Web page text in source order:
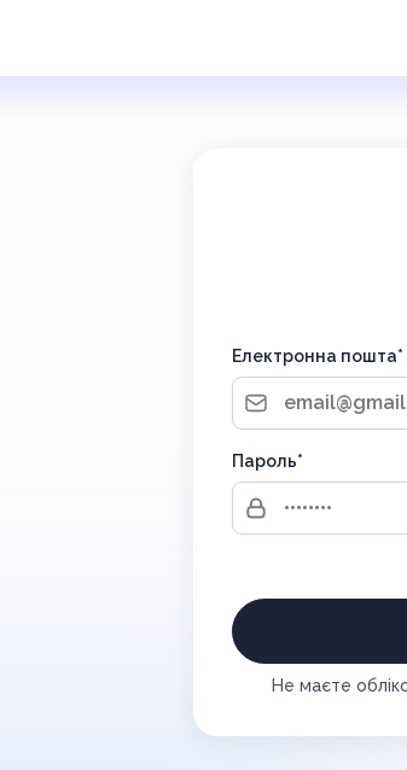
Електронна пошта*
Пароль*
Не маєте